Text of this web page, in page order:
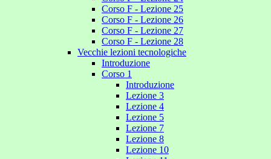
Corso F - Lezione 25
Corso F - Lezione 26
Corso F - Lezione 27
Corso F - Lezione 28
Vecchie lezioni tecnologiche
Introduzione
Corso 1
Introduzione
Lezione 3
Lezione 4
Lezione 5
Lezione 7
Lezione 8
Lezione 10